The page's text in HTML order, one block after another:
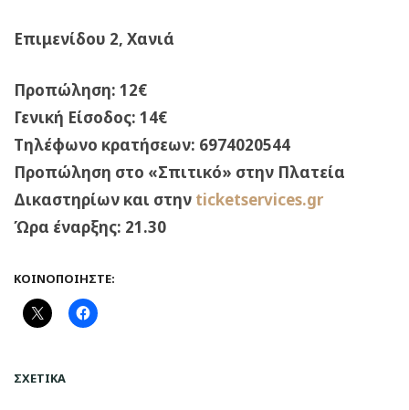
Επιμενίδου 2, Χανιά
Προπώληση: 12€
Γενική Είσοδος: 14€
Τηλέφωνο κρατήσεων: 6974020544
Προπώληση στο «Σπιτικό» στην Πλατεία
Δικαστηρίων και στην ticketservices.gr
Ώρα έναρξης: 21.30
ΚΟΙΝΟΠΟΙΉΣΤΕ:
ΣΧΕΤΙΚΆ